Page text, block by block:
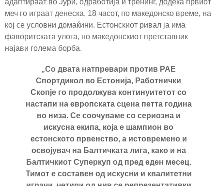
адаптираат во Јури, одработија и тренинг, додека првиот
меч го играат денеска, 18 часот, по македонско време, на
кој се условни домаќини. Естонскиот ривал ја има
фаворитската улога, но македонскиот претставник
најави голема борба.
„Со двата натпревари против РАЕ
Спортдикол во Естонија, Работнички
Скопје го продолжува континуитетот со
настапи на европската сцена петта година
во низа. Се соочуваме со сериозна и
искусна екипа, која е шампион во
естонското првенство, а истовремено и
освојувач на Балтичката лига, како и на
Балтичкиот Суперкуп од пред еден месец.
Тимот е составен од искусни и квалитетни